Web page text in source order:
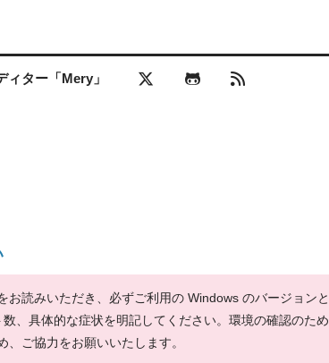
ィター「Mery」
お読みいただき、必ずご利用の Windows のバージョンと
、具体的な症状を明記してください。環境の確認のため
ご協力をお願いいたします。